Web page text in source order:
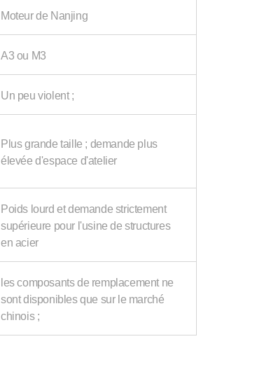
Moteur de Nanjing
A3 ou M3
Un peu violent ;
Plus grande taille ; demande plus
élevée d'espace d'atelier
Poids lourd et demande strictement
supérieure pour l'usine de structures
en acier
les composants de remplacement ne
sont disponibles que sur le marché
chinois ;